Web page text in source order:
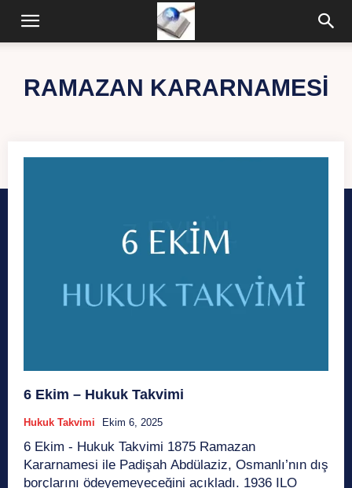
RAMAZAN KARARNAMESI
6 Ekim – Hukuk Takvimi
Hukuk Takvimi Ekim 6, 2025
6 Ekim - Hukuk Takvimi 1875 Ramazan
Kararnamesi ile Padişah Abdülaziz, Osmanlı’nın dış
borçlarını ödeyemeyeceğini açıkladı. 1936 ILO